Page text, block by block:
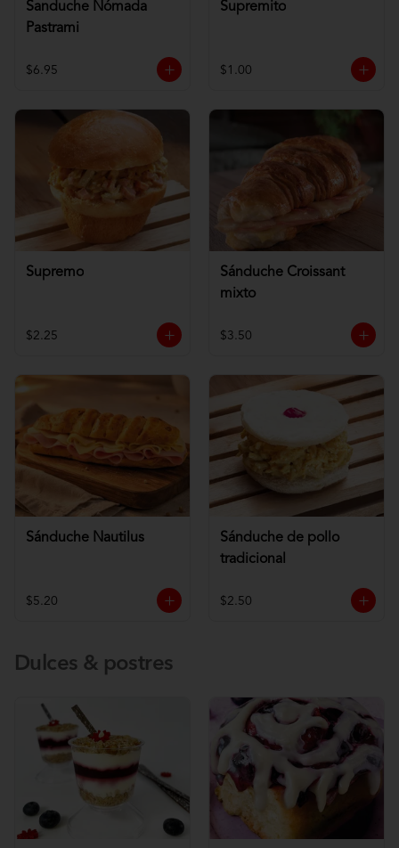
Sanduche Nómada
Pastrami
$6.95
Supremito
$1.00
Supremo
$2.25
Sánduche Croissant
mixto
$3.50
Sánduche Nautilus
$5.20
Sánduche de pollo
tradicional
$2.50
Dulces & postres